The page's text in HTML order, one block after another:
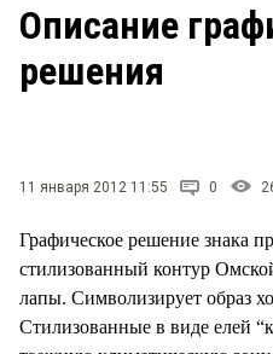
ЗАКОН
СТИЛЬ ЖИЗНИ
Описание
решения
11 января 2012 11:55 0
Графическое решение знака
стилизованный контур
лапы. Символизирует образ
Стилизованные в виде елей